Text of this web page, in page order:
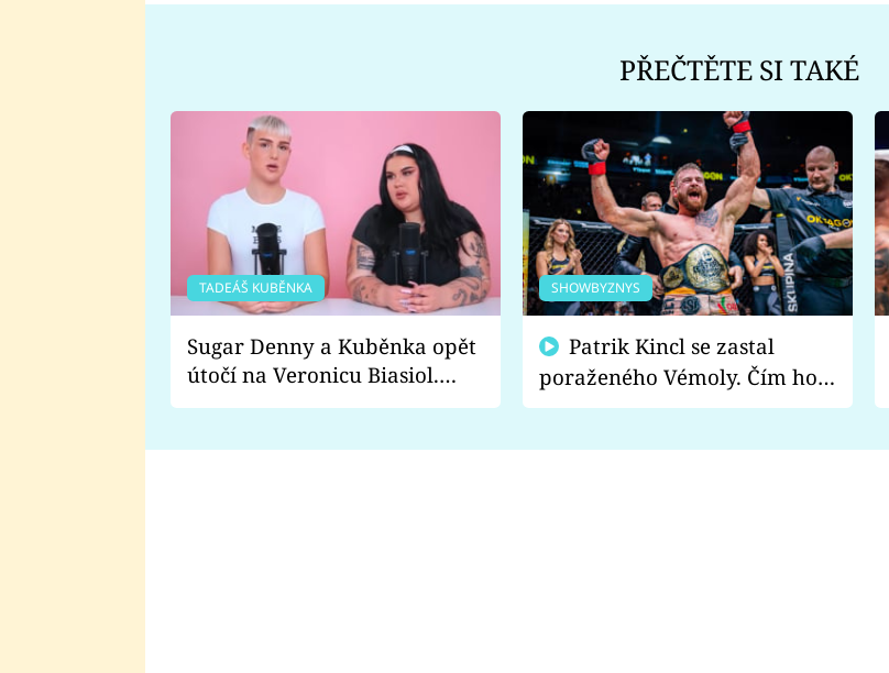
PŘEČTĚTE SI TAKÉ
TADEÁŠ KUBĚNKA
Sugar Denny a Kuběnka opět
útočí na Veronicu Biasiol.
Proč je podle nich falešná a
SHOWBYZNYS
poraženého Vémoly. Čím ho
fanoušci naštvali?